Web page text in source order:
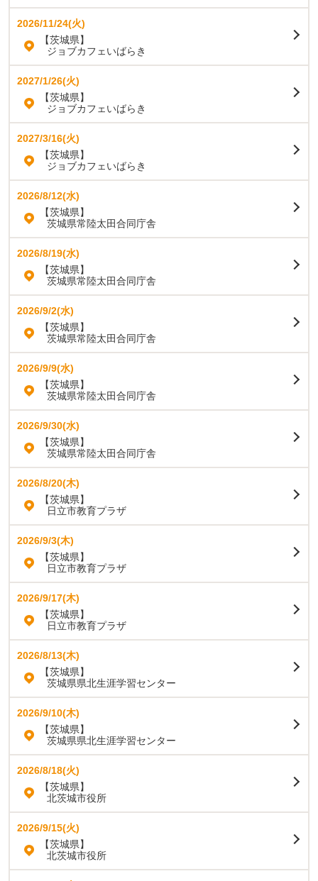
2026/11/24(火)
【茨城県】
ジョブカフェいばらき
2027/1/26(火)
【茨城県】
ジョブカフェいばらき
2027/3/16(火)
【茨城県】
ジョブカフェいばらき
2026/8/12(水)
【茨城県】
茨城県常陸太田合同庁舎
2026/8/19(水)
【茨城県】
茨城県常陸太田合同庁舎
2026/9/2(水)
【茨城県】
茨城県常陸太田合同庁舎
2026/9/9(水)
【茨城県】
茨城県常陸太田合同庁舎
2026/9/30(水)
【茨城県】
茨城県常陸太田合同庁舎
2026/8/20(木)
【茨城県】
日立市教育プラザ
2026/9/3(木)
【茨城県】
日立市教育プラザ
2026/9/17(木)
【茨城県】
日立市教育プラザ
2026/8/13(木)
【茨城県】
茨城県県北生涯学習センター
2026/9/10(木)
【茨城県】
茨城県県北生涯学習センター
2026/8/18(火)
【茨城県】
北茨城市役所
2026/9/15(火)
【茨城県】
北茨城市役所